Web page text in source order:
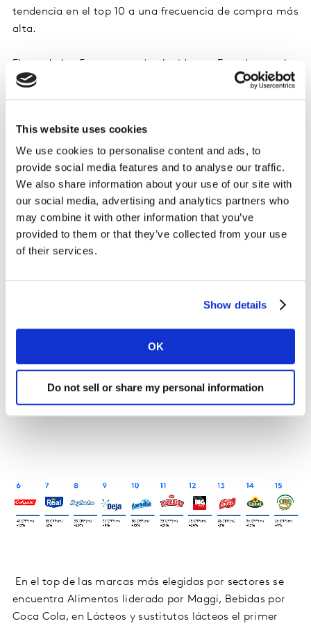
This website uses cookies
We use cookies to personalise content and ads, to
provide social media features and to analyse our traffic.
We also share information about your use of our site with
our social media, advertising and analytics partners who
may combine it with other information that you’ve
provided to them or that they’ve collected from your use
of their services.
Show details
OK
Do not sell or share my personal information
tendencia en el top 10 a una frecuencia de compra más
alta.
El top de las 5 marcas más elegidas en Ecuador son las
siguientes:
2.- Coca Cola
3.- Vita
4.- Nutri
5.- Toni
En el top de las marcas más elegidas por sectores se
encuentra Alimentos liderado por Maggi, Bebidas por
Coca Cola, en Lácteos y sustitutos lácteos el primer